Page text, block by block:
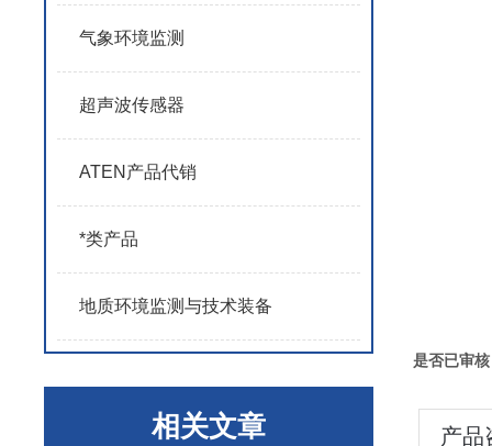
气象环境监测
超声波传感器
ATEN产品代销
*类产品
地质环境监测与技术装备
相关文章
是否已审
产品